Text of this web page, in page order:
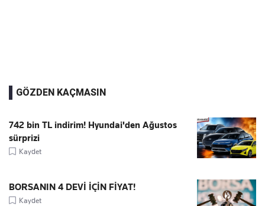
GÖZDEN KAÇMASIN
742 bin TL indirim! Hyundai'den Ağustos
sürprizi
Kaydet
BORSANIN 4 DEVİ İÇİN FİYAT!
Kaydet